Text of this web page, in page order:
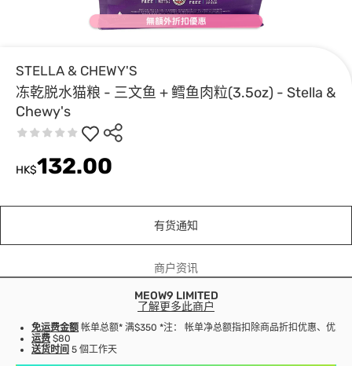
STELLA & CHEWY'S
冻乾脱水猫粮 - 三文鱼 + 鳕鱼肉粒(3.5oz) - Stella &
Chewy's
HK$132.00
有货通知
商户资讯
MEOW9 LIMITED
了解更多此商户
免运费金额 帐单总额* 满$350 *注： 帐单净总额指扣除商品折扣优惠、优惠
运费 $80
送货时间 5 個工作天